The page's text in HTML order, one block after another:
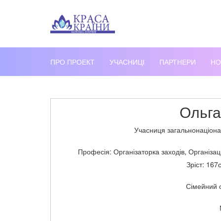
ПРО ПРОЕКТ УЧАСНИЦІ ПАРТНЕРИ
Учасниця
Професія: Організаторка заходів,
Зріст:
Сімейний